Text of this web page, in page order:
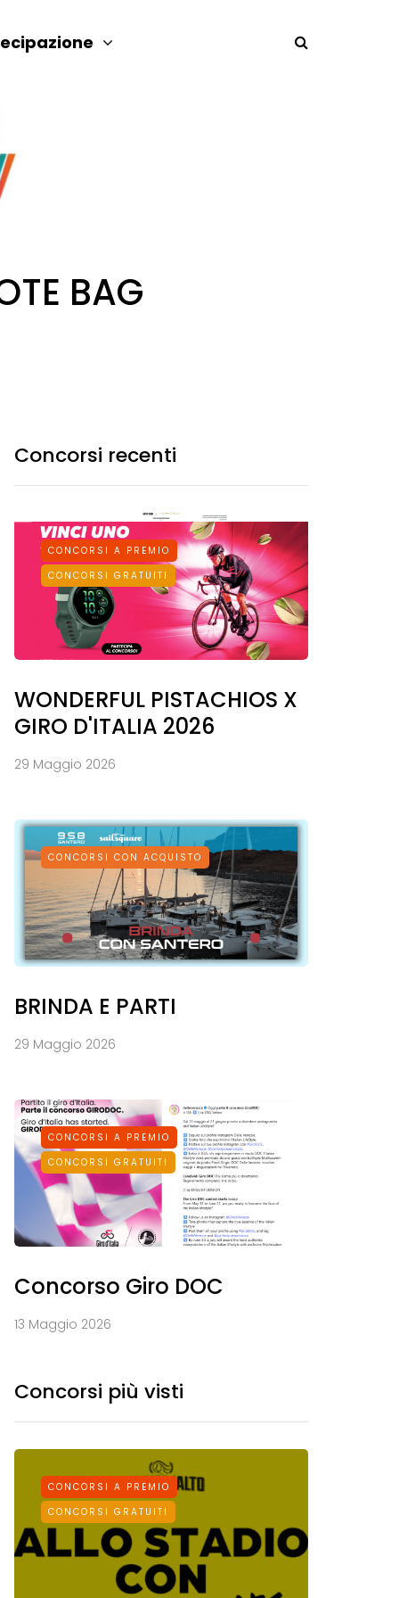
BAG
Concorsi recenti
CONCORSI A PREMIO
CONCORSI GRATUITI
WONDERFUL PISTACHIOS X
GIRO D'ITALIA 2026
29 Maggio 2026
CONCORSI CON ACQUISTO
BRINDA E PARTI
29 Maggio 2026
CONCORSI A PREMIO
CONCORSI GRATUITI
Concorso Giro DOC
13 Maggio 2026
Concorsi più visti
CONCORSI A PREMIO
CONCORSI GRATUITI